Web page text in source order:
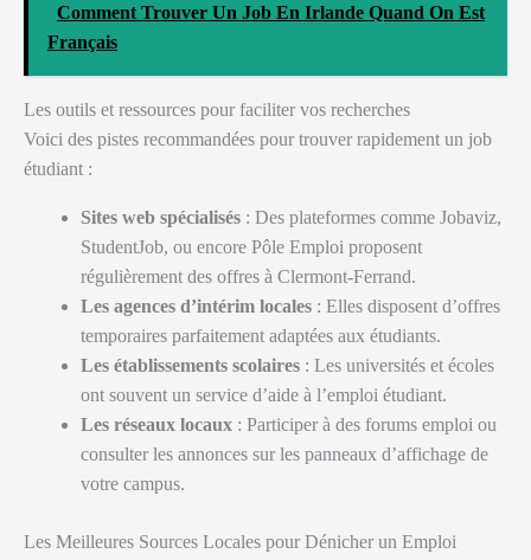
Comment Trouver Un Job En Irlande Quand On Est
Français
Les outils et ressources pour faciliter vos recherches
Voici des pistes recommandées pour trouver rapidement un job
étudiant :
Sites web spécialisés : Des plateformes comme Jobaviz,
StudentJob, ou encore Pôle Emploi proposent
régulièrement des offres à Clermont-Ferrand.
Les agences d’intérim locales : Elles disposent d’offres
temporaires parfaitement adaptées aux étudiants.
Les établissements scolaires : Les universités et écoles
ont souvent un service d’aide à l’emploi étudiant.
Les réseaux locaux : Participer à des forums emploi ou
consulter les annonces sur les panneaux d’affichage de
votre campus.
Les Meilleures Sources Locales pour Dénicher un Emploi